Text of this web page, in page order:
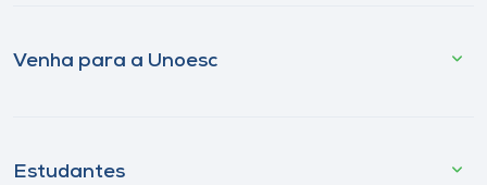
Venha para a Unoesc
Estudantes